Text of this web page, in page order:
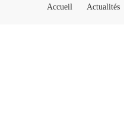
Accueil Actualités